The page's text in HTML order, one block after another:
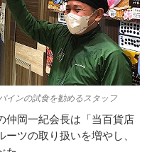
インの試食を勧めるスタッフ
岡一紀会長は「当百貨店
ツの取り扱いを増やし、